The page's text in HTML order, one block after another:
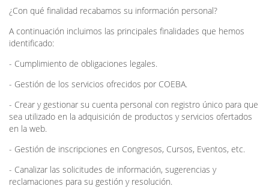
¿Con qué finalidad recabamos su información personal?
A continuación incluimos las principales finalidades que hemos
identificado:
- Cumplimiento de obligaciones legales.
- Gestión de los servicios ofrecidos por COEBA.
- Crear y gestionar su cuenta personal con registro único para que
sea utilizado en la adquisición de productos y servicios ofertados
en la web.
- Gestión de inscripciones en Congresos, Cursos, Eventos, etc.
- Canalizar las solicitudes de información, sugerencias y
reclamaciones para su gestión y resolución.